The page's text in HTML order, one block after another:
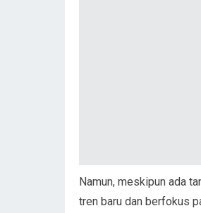
Namun, meskipun ada
tren baru dan berfokus